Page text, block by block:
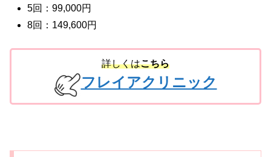
5回：99,000円
8回：149,600円
詳しくはこちら
フレイアクリニック